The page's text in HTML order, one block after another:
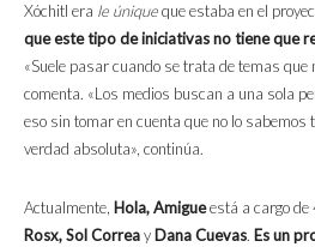
Xóchitl era le úniqueque estaba en el
que este tipo de iniciativas no tiene que
«Suele pasar cuando se trata de temas que
comenta. «Los medios buscan a una sola
eso sin tomar en cuenta que no lo sabemos
verdad absoluta», continúa.
Actualmente, Hola, Amigueestá a cargo de
Rosx, Sol Correay Dana Cuevas. Es un